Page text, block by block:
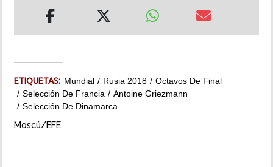
ETIQUETAS: Mundial Rusia 2018
Octavos De Final
Selección De Francia
Antoine Griezmann
Selección De Dinamarca
Moscú/EFE